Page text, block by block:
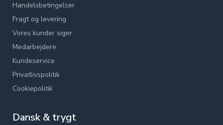
Handelsbetingelser
Fragt og levering
Vores kunder siger
Medarbejdere
Kundeservice
Privatlivspolitik
Cookiepolitik
Dansk & trygt